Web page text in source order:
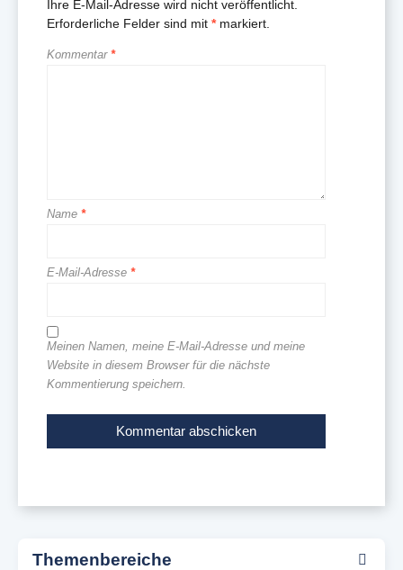
Ihre E-Mail-Adresse wird nicht veröffentlicht.
Erforderliche Felder sind mit *markiert.
Kommentar *
Name *
E-Mail-Adresse *
Meinen Namen, meine E-Mail-Adresse und meine
Website in diesem Browser für die nächste
Kommentierung speichern.
Themenbereiche